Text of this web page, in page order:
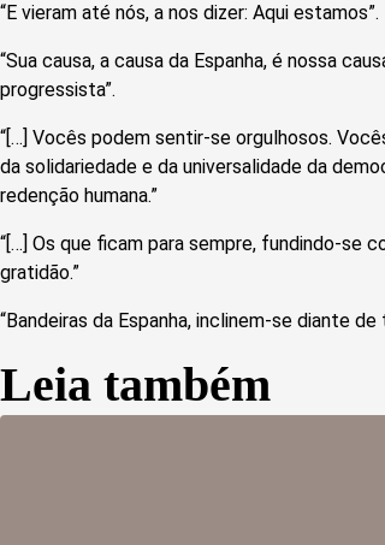
“E vieram até nós, a nos dizer: Aqui estamos”.
“Sua causa, a causa da Espanha, é nossa
progressista”.
“[…] Vocês podem sentir-se orgulhosos.
da solidariedade e da universalidade da
redenção humana.”
“[…] Os que ficam para sempre, fundindo-se
gratidão.”
“Bandeiras da Espanha, inclinem-se diante
Leia também